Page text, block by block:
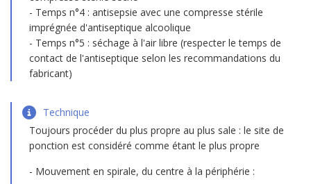
Temps n°4 : antisepsie avec une compresse stérile
imprégnée d'antiseptique alcoolique
Temps n°5 : séchage à l'air libre (respecter le temps de
contact de l'antiseptique selon les recommandations du
fabricant)
Technique
Toujours procéder du plus propre au plus sale : le site de
ponction est considéré comme étant le plus propre
Mouvement en spirale, du centre à la périphérie :